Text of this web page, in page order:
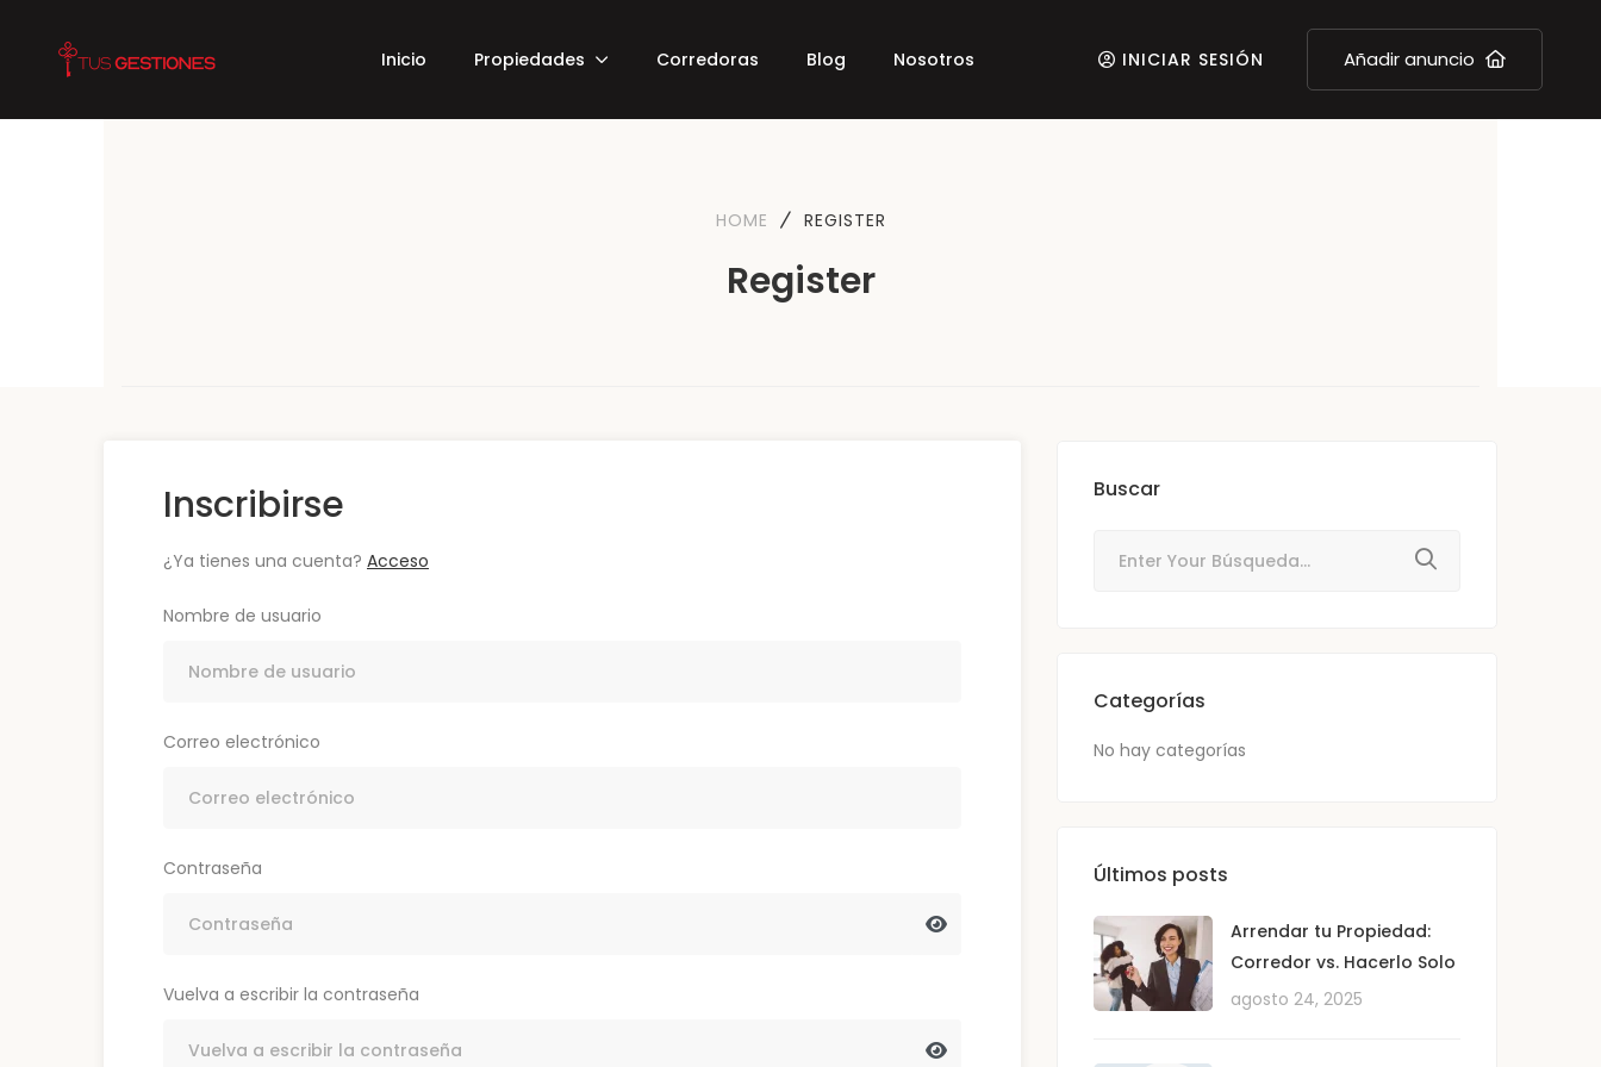
Inicio Propiedades Corredoras Blog Nosotros INICIAR SESIÓN Añadir anuncio
HOME REGISTER
Register
Inscribirse
¿Ya tienes una cuenta? Acceso
Nombre de usuario
Correo electrónico
Contraseña
Vuelva a escribir la contraseña
Buscar
Categorías
No hay categorías
Últimos posts
Arrendar tu Propiedad:
Corredor vs. Hacerlo Solo
agosto 24, 2025